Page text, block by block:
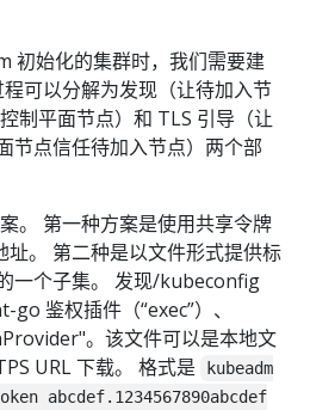
初始化的集群时，我们需要建
可以分解为发现（让待加入节
制平面节点）和 TLS 引导（让
节点信任待加入节点）两个部
。 第一种方案是使用共享令牌
址。 第二种是以文件形式提供标
一个子集。 发现/kubeconfig
鉴权插件（“exec”）、
。该文件可以是本地文
URL 下载。 格式是
kubeadm
abcdef.1234567890abcdef